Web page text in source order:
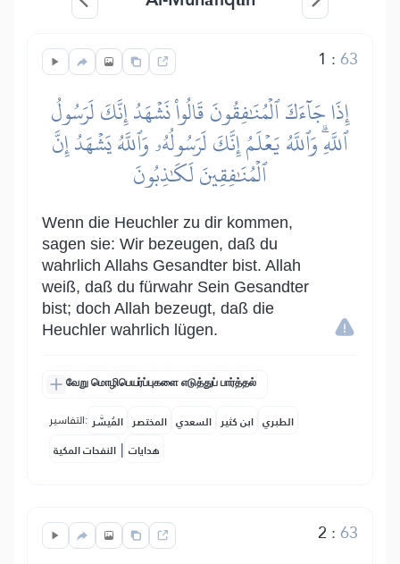
1 :63
إِذَا جَآءَكَ ٱلۡمُنَٰفِقُونَ قَالُواْ نَشۡهَدُ إِنَّكَ لَرَسُولُ
ٱللَّهِۗ وَٱللَّهُ يَعۡلَمُ إِنَّكَ لَرَسُولُهُۥ وَٱللَّهُ يَشۡهَدُ إِنَّ
ٱلۡمُنَٰفِقِينَ لَكَٰذِبُونَ
Wenn die Heuchler zu dir kommen,
sagen sie: Wir bezeugen, daß du
wahrlich Allahs Gesandter bist. Allah
weiß, daß du fürwahr Sein Gesandter
bist; doch Allah bezeugt, daß die
Heuchler wahrlich lügen.
வேறு மொழிபெயர்ப்புகளை எடுத்துப் பார்த்தல்
التفاسير: المُيسَّر المختصر السعدي ابن كثير الطبري
النفحات المكية | هدايات
2 :63